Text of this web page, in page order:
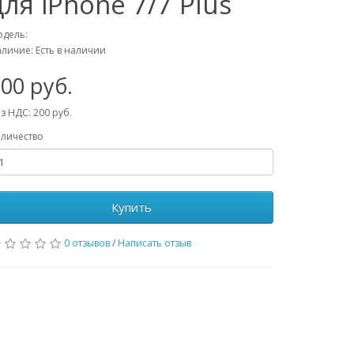
Есть в наличии
руб.
НДС: 200 руб.
Купить
0 отзывов/ Написать отзыв